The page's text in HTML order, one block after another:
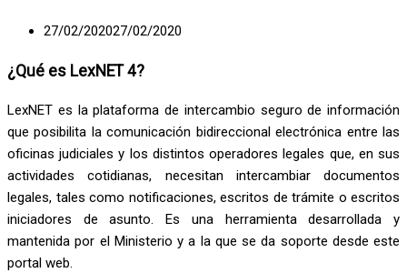
27/02/202027/02/2020
¿Qué es LexNET 4?
LexNET es la plataforma de intercambio seguro de información
que posibilita la comunicación bidireccional electrónica entre las
oficinas judiciales y los distintos operadores legales que, en sus
actividades cotidianas, necesitan intercambiar documentos
legales, tales como notificaciones, escritos de trámite o escritos
iniciadores de asunto. Es una herramienta desarrollada y
mantenida por el Ministerio y a la que se da soporte desde este
portal web.